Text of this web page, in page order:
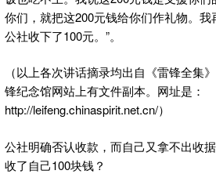
你们，就把这200元钱给你们作礼物。
公社收下了100元。”。
（以上各次讲话摘录均出自《雷锋全集
锋纪念馆网站上有文件副本。网址是：
http://leifeng.chinaspirit.net.cn/）
公社明确否认收款，而自己又拿不出收
收了自己100块钱？